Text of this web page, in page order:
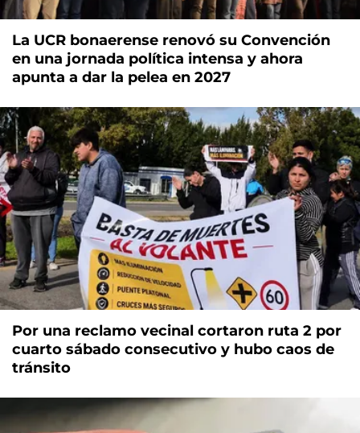
La UCR bonaerense renovó su Convención
en una jornada política intensa y ahora
apunta a dar la pelea en 2027
Por una reclamo vecinal cortaron ruta 2 por
cuarto sábado consecutivo y hubo caos de
tránsito